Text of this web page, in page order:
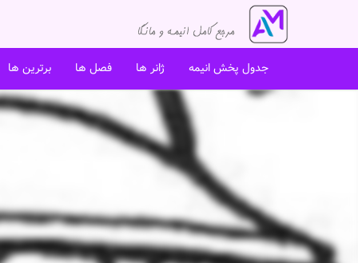
جدول پخش انیمه ژانر ها فصل ها برترین ها